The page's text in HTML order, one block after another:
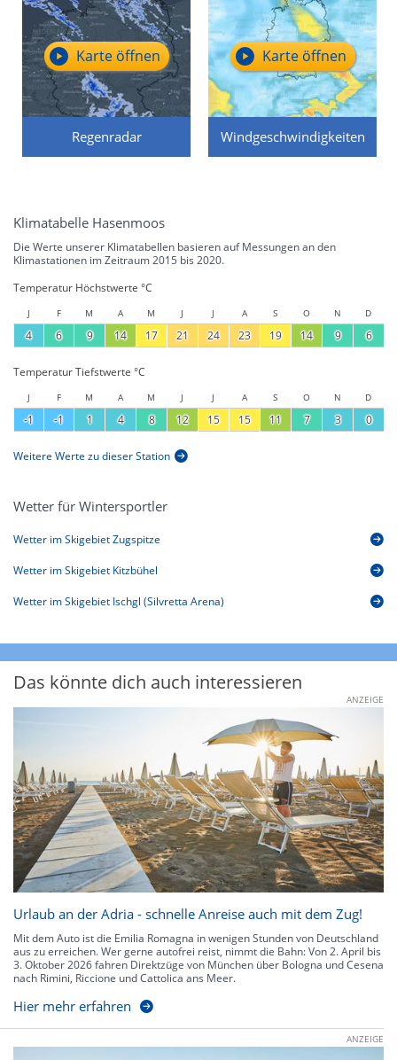
Regenradar
Karte öffnen
Windgeschwindigkeiten
Karte öffnen
Klimatabelle Hasenmoos
Die Werte unserer Klimatabellen basieren auf Messungen an den
Klimastationen im Zeitraum 2015 bis 2020.
Temperatur Höchstwerte °C
J F M A M J J A S O N D
4 6 9 14 17 21 24 23 19 14 9 6
Temperatur Tiefstwerte °C
J F M A M J J A S O N D
-1 -1 1 4 8 12 15 15 11 7 3 0
Weitere Werte zu dieser Station
Wetter für Wintersportler
Wetter im Skigebiet Zugspitze
Wetter im Skigebiet Kitzbühel
Wetter im Skigebiet Ischgl (Silvretta Arena)
Das könnte dich auch interessieren
ANZEIGE
Urlaub an der Adria - schnelle Anreise auch mit dem Zug!
Mit dem Auto ist die Emilia Romagna in wenigen Stunden von Deutschland
aus zu erreichen. Wer gerne autofrei reist, nimmt die Bahn: Von 2. April bis
3. Oktober 2026 fahren Direktzüge von München über Bologna und Cesena
nach Rimini, Riccione und Cattolica ans Meer.
Hier mehr erfahren
ANZEIGE